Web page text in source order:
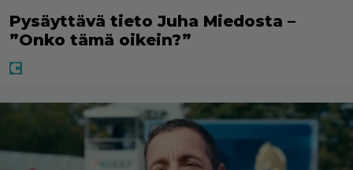
Pysäyttävä tieto Juha Miedosta –
”Onko tämä oikein?”